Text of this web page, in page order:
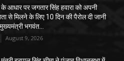
के आधार पर जगतार सिंह हवारा को अपनी
से मिलने के लिए 10 दिन की पैरोल दी जानी
भगवंत...
August 9, 2026